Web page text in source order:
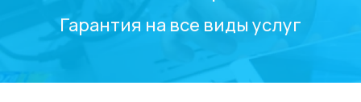
Гарантия на все виды услуг